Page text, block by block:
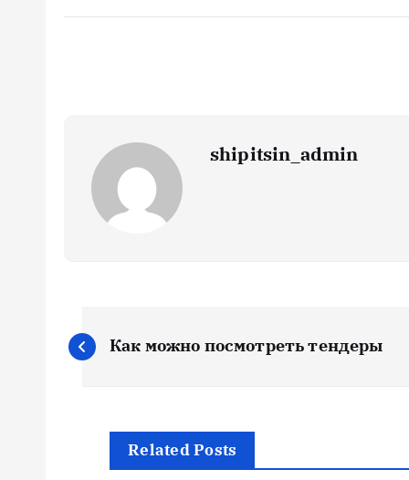
shipitsin_admin
Н
Как можно посмотреть тендеры
Related Posts